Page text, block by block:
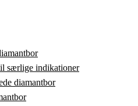
særlige indikationer
diamantbor